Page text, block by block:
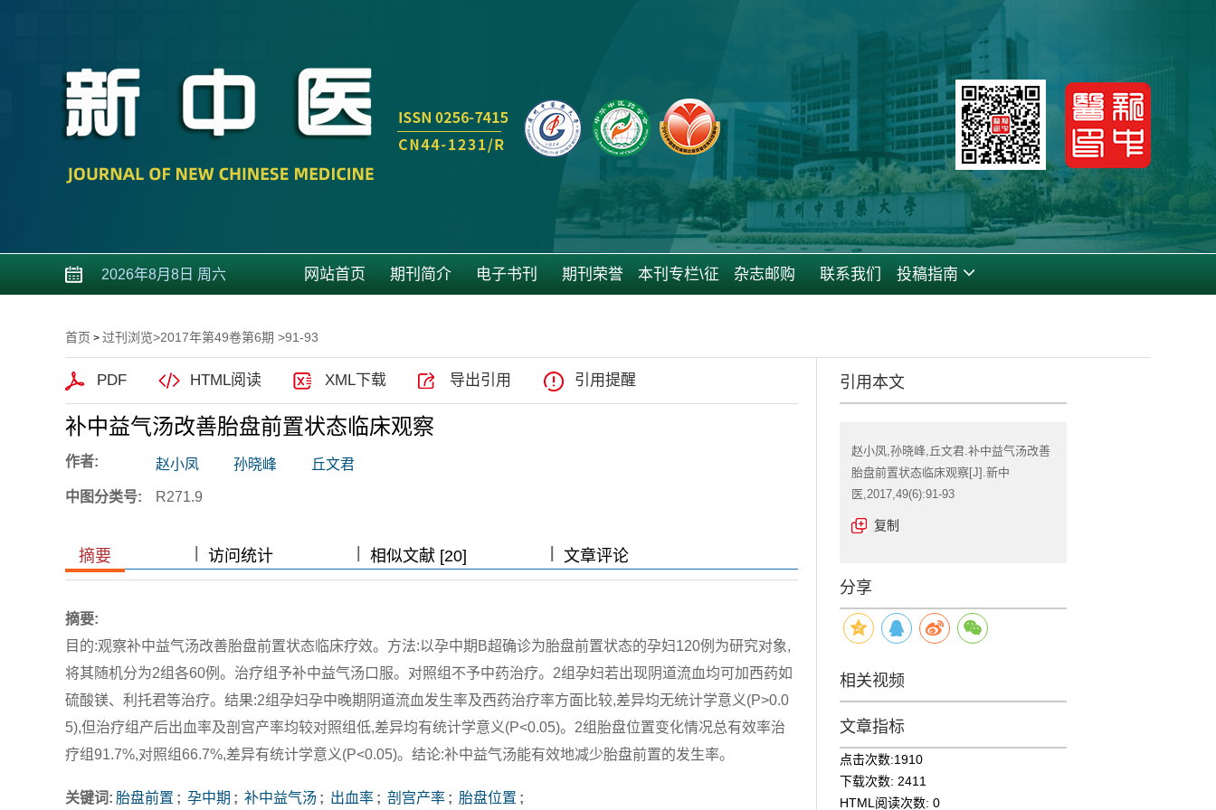
2026年8月8日 周六 网站首页 投稿指南
期刊简介 电子书刊 期刊荣誉 本刊专栏\征 杂志邮购 联系我们
首页 > 过刊浏览>2017年第49卷第6期 >91-93
PDF HTML阅读 XML下载 导出引用 引用提醒
补中益气汤改善胎盘前置状态临床观察
作者: 赵小凤 孙晓峰 丘文君
中图分类号: R271.9
摘要 || 访问统计 || 相似文献 [20] ||| 文章评论
摘要:
目的:观察补中益气汤改善胎盘前置状态临床疗效。方法:以孕中期B超确诊为胎盘前置状态的孕妇120例为研究对象,
将其随机分为2组各60例。治疗组予补中益气汤口服。对照组不予中药治疗。2组孕妇若出现阴道流血均可加西药如
硫酸镁、利托君等治疗。结果:2组孕妇孕中晚期阴道流血发生率及西药治疗率方面比较,差异均无统计学意义(P>0.0
5),但治疗组产后出血率及剖宫产率均较对照组低,差异均有统计学意义(P<0.05)。2组胎盘位置变化情况总有效率治
疗组91.7%,对照组66.7%,差异有统计学意义(P<0.05)。结论:补中益气汤能有效地减少胎盘前置的发生率。
关键词: 胎盘前置 ; 孕中期 ; 补中益气汤 ; 出血率 ; 剖宫产率 ; 胎盘位置 ;
引用本文
赵小凤,孙晓峰,丘文君.补中益气汤改善
胎盘前置状态临床观察[J].新中
医,2017,49(6):91-93
复制
分享
相关视频
文章指标
点击次数:1910
下载次数: 2411
HTML阅读次数: 0